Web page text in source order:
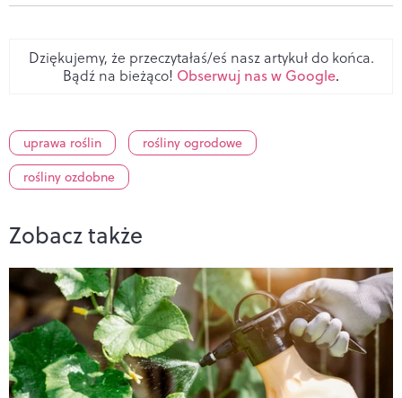
Dziękujemy, że przeczytałaś/eś nasz artykuł do końca.
Bądź na bieżąco! Obserwuj nas w Google.
uprawa roślin
rośliny ogrodowe
rośliny ozdobne
Zobacz także